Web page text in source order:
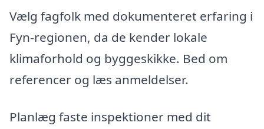
Vælg fagfolk med dokumenteret erfaring i
Fyn-regionen, da de kender lokale
klimaforhold og byggeskikke. Bed om
referencer og læs anmeldelser.
Planlæg faste inspektioner med dit